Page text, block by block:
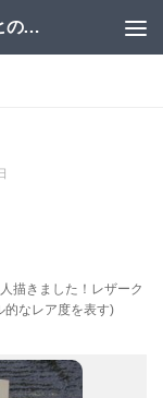
すてらーしぇる｜東方PROJECTとハルヒの二次創作サイト
描きました！レザーク
なレア度を表す)